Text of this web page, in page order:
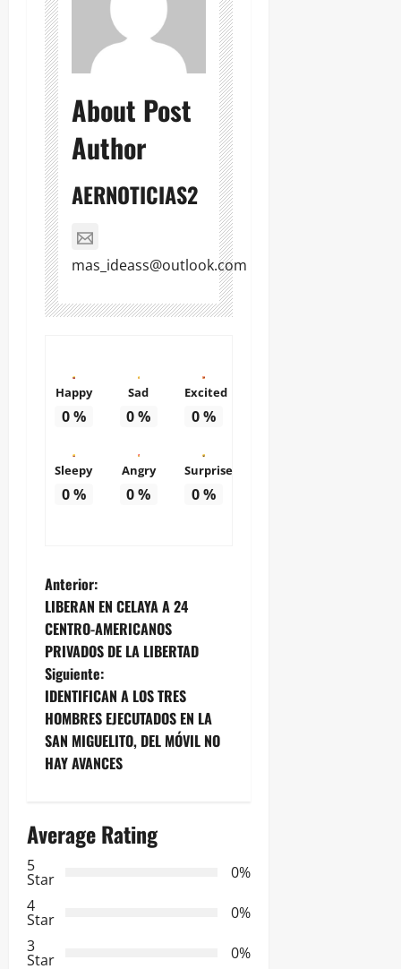
About Post
Author
AERNOTICIAS2
mas_ideass@outlook.com
Happy
0%
Sad
0%
Excited
0%
Sleepy
0%
Angry
0%
Surprise
0%
N
a
v
e
g
a
i
ó
n
Anterior:
LIBERAN EN CELAYA A 24
CENTRO-AMERICANOS
PRIVADOS DE LA LIBERTAD
Siguiente:
IDENTIFICAN A LOS TRES
HOMBRES EJECUTADOS EN LA
SAN MIGUELITO, DEL MÓVIL NO
HAY AVANCES
Average Rating
5
Star
0%
4
Star
0%
3
Star 0%